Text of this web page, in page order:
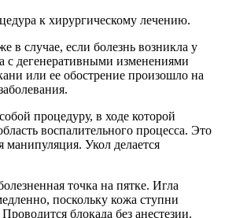
к хирургическому лечению.
в случае, если болезнь возникла у
с дегенеративными изменениями
или ее обострение произошло на
процедуру, в ходе которой
воспалительного процесса. Это
манипуляция. Укол делается
точка на пятке. Игла
поскольку кожа ступни
блокада без анестезии.